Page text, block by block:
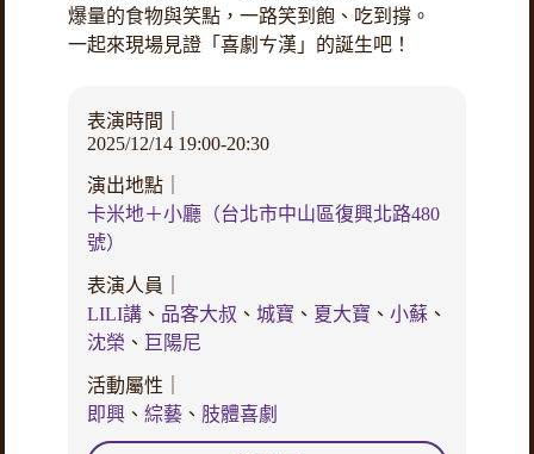
爆量的食物與笑點，一路笑到飽、吃到撐。
一起來現場見證「喜劇ㄘ漢」的誕生吧！
表演時間｜
2025/12/14 19:00-20:30
演出地點｜
卡米地＋小廳（台北市中山區復興北路480
號）
表演人員｜
LILI講、 品客大叔 、 城寶 、 夏大寶 、 小蘇、
沈榮 、 巨陽尼
活動屬性｜
即興、 綜藝、 肢體喜劇